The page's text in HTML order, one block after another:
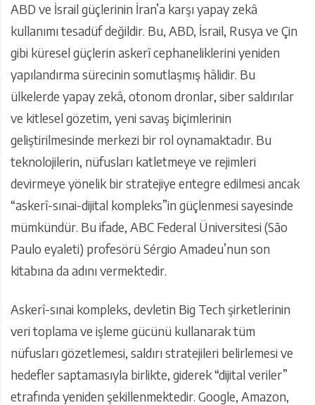
ABD ve İsrail güçlerinin İran’a karşı yapay zekâ
kullanımı tesadüf değildir. Bu, ABD, İsrail, Rusya ve Çin
gibi küresel güçlerin askerî cephaneliklerini yeniden
yapılandırma sürecinin somutlaşmış hâlidir. Bu
ülkelerde yapay zekâ, otonom dronlar, siber saldırılar
ve kitlesel gözetim, yeni savaş biçimlerinin
geliştirilmesinde merkezi bir rol oynamaktadır. Bu
teknolojilerin, nüfusları katletmeye ve rejimleri
devirmeye yönelik bir stratejiye entegre edilmesi ancak
“askerî-sınai-dijital kompleks”in güçlenmesi sayesinde
mümkündür. Bu ifade, ABC Federal Üniversitesi (São
Paulo eyaleti) profesörü Sérgio Amadeu’nun son
kitabına da adını vermektedir.
Askerî-sınai kompleks, devletin Big Tech şirketlerinin
veri toplama ve işleme gücünü kullanarak tüm
nüfusları gözetlemesi, saldırı stratejileri belirlemesi ve
hedefler saptamasıyla birlikte, giderek “dijital veriler”
etrafında yeniden şekillenmektedir. Google, Amazon,